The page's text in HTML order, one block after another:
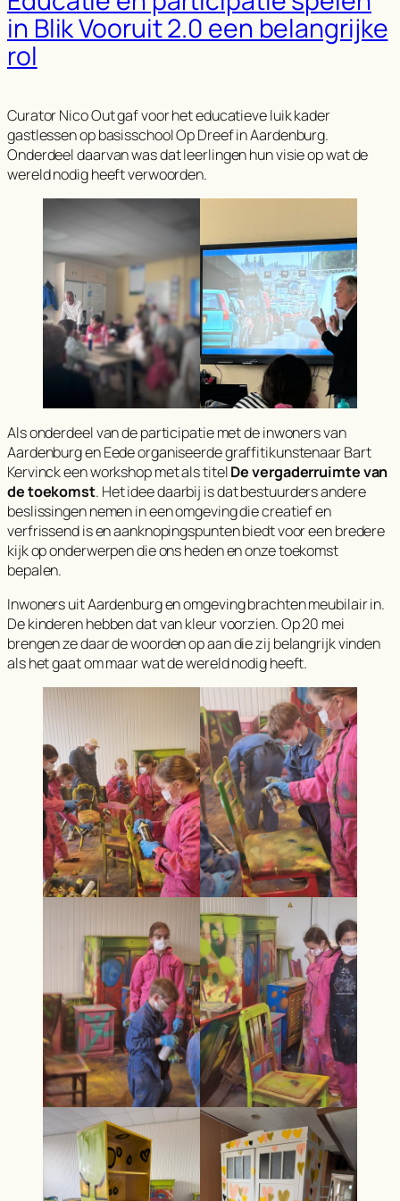
in Blik Vooruit 2.0 een belangrijke
rol
Curator Nico Out gaf voor het educatieve luik kader
gastlessen op basisschool Op Dreef in Aardenburg.
Onderdeel daarvan was dat leerlingen hun visie op wat de
wereld nodig heeft verwoorden.
Als onderdeel van de participatie met de inwoners van
Aardenburg en Eede organiseerde graffitikunstenaar Bart
Kervinck een workshop met als titelDe vergaderruimte van
de toekomst. Het idee daarbij is dat bestuurders andere
beslissingen nemen in een omgeving die creatief en
verfrissend is en aanknopingspunten biedt voor een bredere
kijk op onderwerpen die ons heden en onze toekomst
bepalen.
Inwoners uit Aardenburg en omgeving brachten meubilair in.
De kinderen hebben dat van kleur voorzien. Op 20 mei
brengen ze daar de woorden op aan die zij belangrijk vinden
als het gaat om maar wat de wereld nodig heeft.